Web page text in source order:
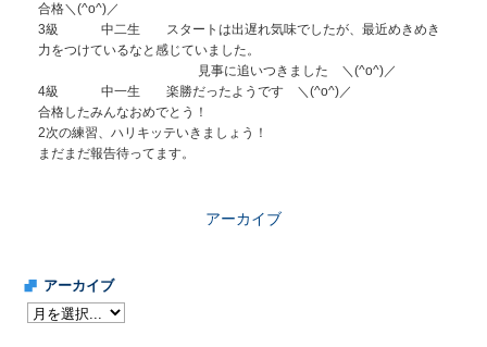
合格＼(^o^)／
3級 中二生 スタートは出遅れ気味でしたが、最近めきめき
力をつけているなと感じていました。
見事に追いつきました ＼(^o^)／
4級 中一生 楽勝だったようです ＼(^o^)／
合格したみんなおめでとう！
2次の練習、ハリキッテいきましょう！
まだまだ報告待ってます。
アーカイブ
アーカイブ